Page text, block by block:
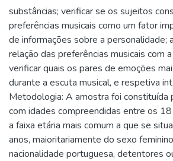
substâncias; verificar se os sujeitos
preferências musicais como um fator
de informações sobre a personalidade;
relação das preferências musicais com
verificar quais os pares de emoções
durante a escuta musical, e respetiva
Metodologia: A amostra foi constituída
com idades compreendidas entre os
a faixa etária mais comum a que se
anos, maioritariamente do sexo
nacionalidade portuguesa, detentores